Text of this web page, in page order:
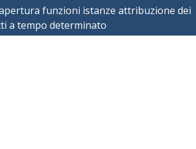
funzioni istanze attribuzione dei
a tempo determinato